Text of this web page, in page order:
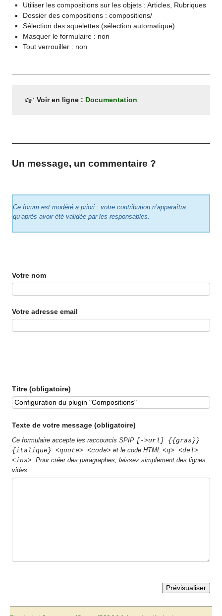
Utiliser les compositions sur les objets : Articles, Rubriques
Dossier des compositions : compositions/
Sélection des squelettes (sélection automatique)
Masquer le formulaire : non
Tout verrouiller : non
Voir en ligne : Documentation
Un message, un commentaire ?
Ce forum est modéré a priori : votre contribution n’apparaîtra
qu’après avoir été validée par les responsables.
Votre nom
Votre adresse email
Titre (obligatoire)
Texte de votre message (obligatoire)
Ce formulaire accepte les raccourcis SPIP [->url] {{gras}}
{italique} <quote> <code> et le code HTML<q> <del>
<ins> . Pour créer des paragraphes, laissez simplement des lignes
vides.